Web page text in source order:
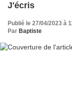
J'écris
Publié le 27/04/2023 à
Par Baptiste